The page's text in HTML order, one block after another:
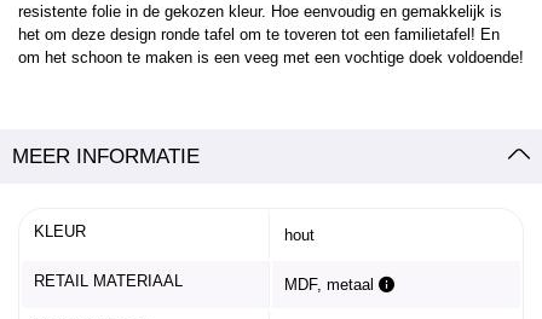
resistente folie in de gekozen kleur. Hoe eenvoudig en gemakkelijk is
het om deze design ronde tafel om te toveren tot een familietafel! En
om het schoon te maken is een veeg met een vochtige doek voldoende!
MEER INFORMATIE
KLEUR hout
RETAIL MATERIAAL MDF, metaal